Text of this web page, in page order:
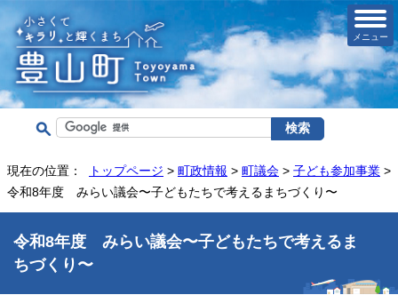
メニュー
現在の位置： トップページ > 町政情報 > 町議会 > 子ども参加事業 >
令和8年度 みらい議会〜子どもたちで考えるまちづくり〜
令和8年度 みらい議会〜子どもたちで考えるま
ちづくり〜